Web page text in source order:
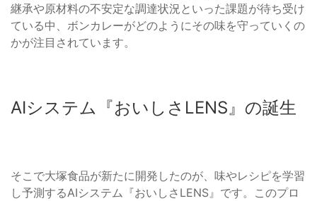
継承や原材料の不安定な調達状況といった課題が待ち受け
ている中、ボンカレーがどのようにその味を守っていくの
かが注目されています。
AIシステム『おいしさLENS』の誕生
そこで大塚食品が新たに開発したのが、味やレシピを学習
し予測するAIシステム『おいしさLENS』です。このプロ